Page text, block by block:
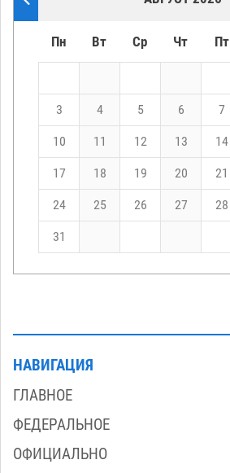
Пн Вт Ср Чт Пт
3 4 5 6 7
10 11 12 13 14
17 18 19 20 21
24 25 26 27 28
31
НАВИГАЦИЯ
ГЛАВНОЕ
ФЕДЕРАЛЬНОЕ
ОФИЦИАЛЬНО